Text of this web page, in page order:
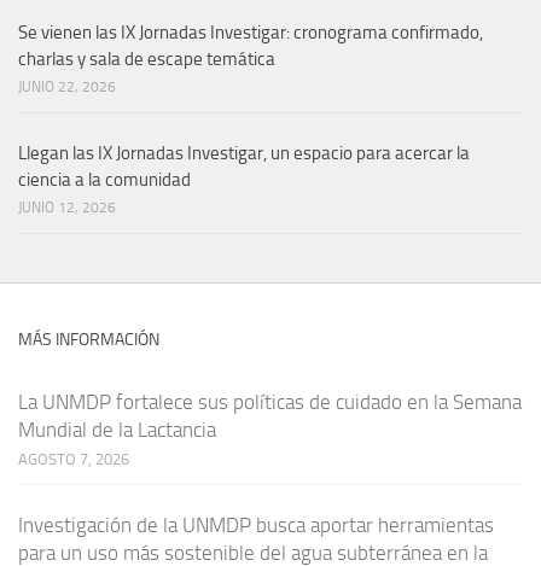
Se vienen las IX Jornadas Investigar: cronograma confirmado,
charlas y sala de escape temática
JUNIO 22, 2026
Llegan las IX Jornadas Investigar, un espacio para acercar la
ciencia a la comunidad
JUNIO 12, 2026
MÁS INFORMACIÓN
La UNMDP fortalece sus políticas de cuidado en la Semana
Mundial de la Lactancia
AGOSTO 7, 2026
Investigación de la UNMDP busca aportar herramientas
para un uso más sostenible del agua subterránea en la